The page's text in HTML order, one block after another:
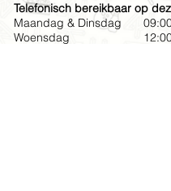
Telefonisch bereikbaar op
Maandag & Dinsdag
Woensdag